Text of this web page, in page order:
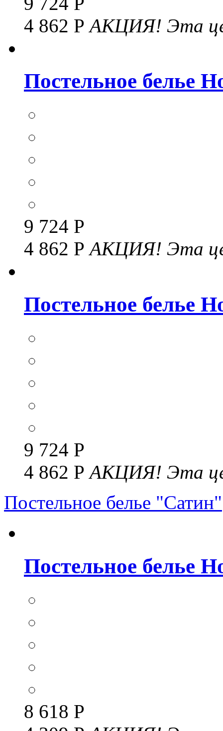
4 862 Р АКЦИЯ! Эта
Постельное белье
9 724 Р
4 862 РАКЦИЯ! Эта
Постельное белье
9 724 Р
4 862 РАКЦИЯ! Эта
Постельное белье "Сатин"
Постельное белье
8 618 Р